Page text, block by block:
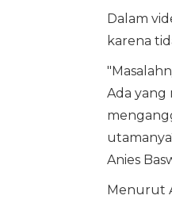
Dalam
karena
Ada yang
Anies
Menurut